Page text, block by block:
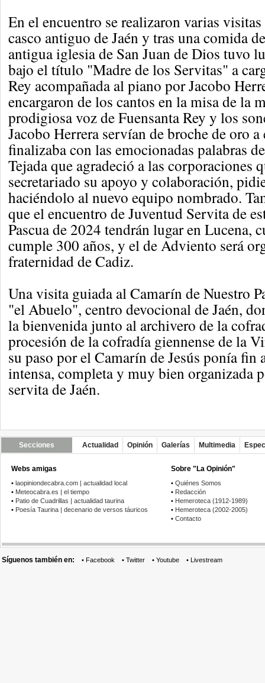
En el encuentro se realizaron varias
casco antiguo de Jaén y tras una comida
antigua iglesia de San Juan de Dios tuvo
bajo el título "Madre de los Servitas" a
Rey acompañada al piano por Jacobo
encargaron de los cantos en la misa de la
prodigiosa voz de Fuensanta Rey y los
Jacobo Herrera servían de broche de oro a
finalizaba con las emocionadas palabras
Tejada que agradeció a las corporaciones
secretariado su apoyo y colaboración,
haciéndolo al nuevo equipo nombrado.
que el encuentro de Juventud Servita de
Pascua de 2024 tendrán lugar en Lucena,
cumple 300 años, y el de Adviento será
fraternidad de Cadiz.
Una visita guiada al Camarín de Nuestro
"el Abuelo", centro devocional de Jaén,
la bienvenida junto al archivero de la
procesión de la cofradía giennense de la
su paso por el Camarín de Jesús ponía fin
intensa, completa y muy bien organizada
servita de Jaén.
Secciones Actualidad Opinión Galerías Multimedia
Webs amigas
• laopiniondecabra.com | actualidad local
• Meteocabra.es | el tiempo
• Patio de Cuadrillas | actualidad taurina
• Poesía Taurina | decenario de versos táuricos
Sobre "La Opinión"
• Quiénes Somos
• Redacción
• Hemeroteca (1912-1989)
• Hemeroteca (2002-2005)
• Contacto
Síguenos también en: • Facebook • Twitter • Youtube • Livestream